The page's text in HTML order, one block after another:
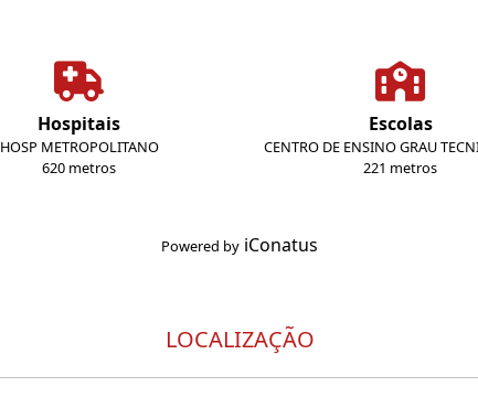
Hospitais
HOSP METROPOLITANO
620 metros
Escolas
CENTRO DE ENSINO GRAU
221 metros
Powered by iConatus
LOCALIZAÇÃO